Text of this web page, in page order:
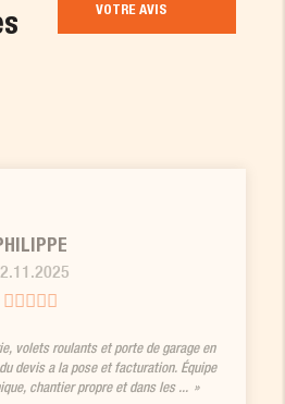
VOTRE AVIS
volets roulants et porte de garage en
devis a la pose et facturation. Équipe
chantier propre et dans les ...